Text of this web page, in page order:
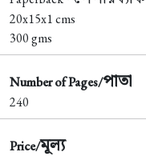
20x15x1 cms
300 gms
Number of Pages/পাতা
240
Price/মূল্য